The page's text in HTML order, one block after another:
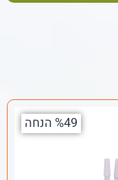
%49 הנחה